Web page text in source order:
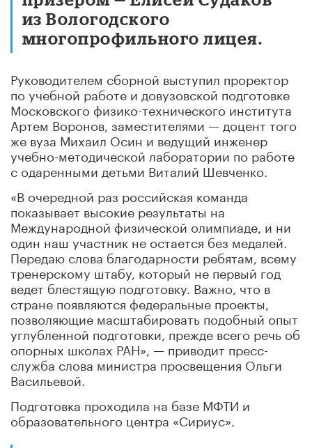
из Вологодского
многопрофильного лицея.
Руководителем сборной выступил проректор
по учебной работе и довузовской подготовке
Московского физико-технического института
Артем Воронов, заместителями — доцент того
же вуза Михаил Осин и ведущий инженер
учебно-методической лаборатории по работе
с одаренными детьми Виталий Шевченко.
«В очередной раз российская команда
показывает высокие результаты на
Международной физической олимпиаде, и ни
один наш участник не остается без медалей.
Передаю слова благодарности ребятам, всему
тренерскому штабу, который не первый год
ведет блестящую подготовку. Важно, что в
стране появляются федеральные проекты,
позволяющие масштабировать подобный опыт
углубленной подготовки, прежде всего речь об
опорных школах РАН», — приводит пресс-
служба слова министра просвещения Ольги
Васильевой.
Подготовка проходила на базе МФТИ и
образовательного центра «Сириус».